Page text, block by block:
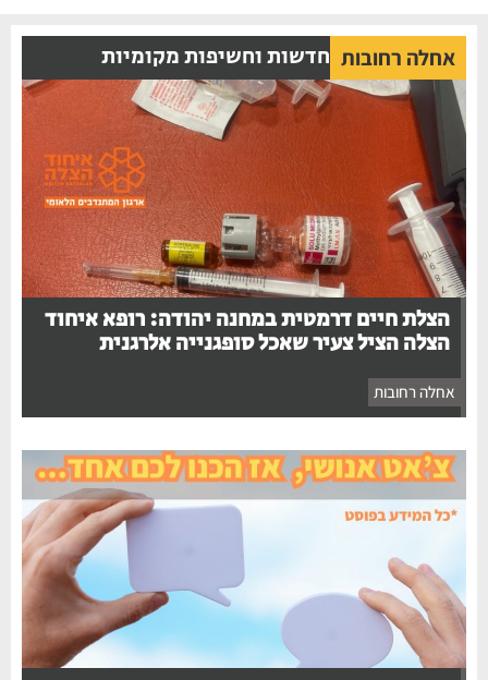
אחלה רחובות חדשות וחשיפות מקומיות
הצלת חיים דרמטית במחנה יהודה: רופא איחוד
הצלה הציל צעיר שאכל סופגנייה אלרגנית
אחלה רחובות